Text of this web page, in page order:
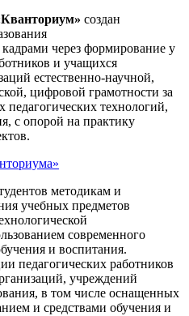
создан
через формирование у
и учащихся
естественно-научной,
цифровой грамотности за
технологий,
с опорой на практику
методикам и
учебных предметов
современного
и воспитания.
педагогических работников
учреждений
в том числе оснащенных
и средствами обучения и